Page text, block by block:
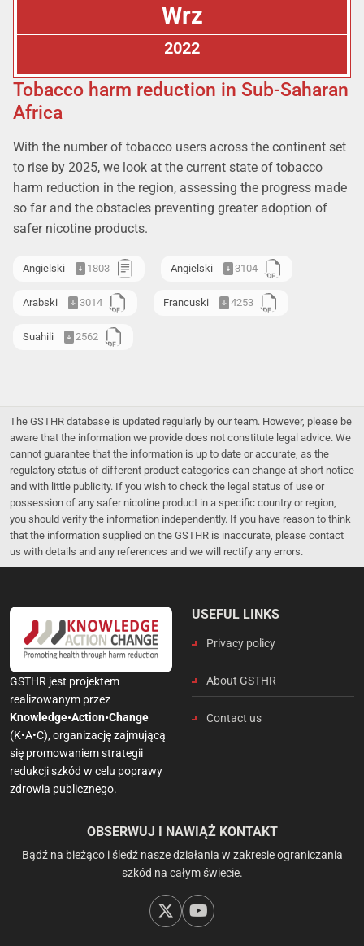
Wrz
2022
Tobacco harm reduction in Sub-Saharan
Africa
With the number of tobacco users across the continent set
to rise by 2025, we look at the current state of tobacco
harm reduction in the region, assessing the progress made
so far and the obstacles preventing greater adoption of
safer nicotine products.
Angielski 1803 Angielski 3104
Arabski 3014 Francuski 4253
Suahili 2562
The GSTHR database is updated regularly by our team. However, please be
aware that the information we provide does not constitute legal advice. We
cannot guarantee that the information is up to date or accurate, as the
regulatory status of different product categories can change at short notice
and with little publicity. If you wish to check the legal status of use or
possession of any safer nicotine product in a specific country or region,
you should verify the information independently. If you have reason to think
that the information supplied on the GSTHR is inaccurate, please contact
us with details and any references and we will rectify any errors.
GSTHR jest projektem
realizowanym przez
Knowledge•Action•Change
(K•A•C), organizację zajmującą
się promowaniem strategii
redukcji szkód w celu poprawy
zdrowia publicznego.
USEFUL LINKS
Privacy policy
About GSTHR
Contact us
OBSERWUJ I NAWIĄŻ KONTAKT
Bądź na bieżąco i śledź nasze działania w zakresie ograniczania
szkód na całym świecie.